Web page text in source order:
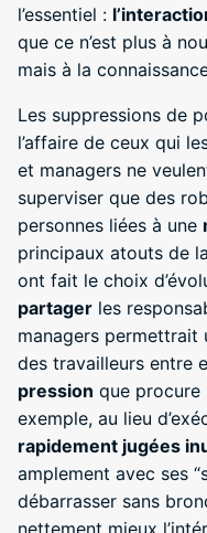
l’essentiel :
que ce n’est plus à
mais à la
Les suppressions de
l’affaire de ceux qui
et managers ne
superviser que des
personnes liées à une
principaux atouts de
ont fait le choix
partager les
managers permettrait
des travailleurs entre
pression que procure
exemple, au lieu
rapidement jugées
amplement avec ses
débarrasser sans